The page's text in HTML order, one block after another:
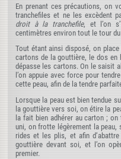
En prenant ces précautions, on
tranchefiles et ne les excèdent
droit à la tranchefile, et l’on
centimètres environ tout le tour
Tout étant ainsi disposé, on
cartons de la gouttière, le dos en
dépasse les cartons. On le saisit
l’on appuie avec force pour
cette peau, afin de la tendre
Lorsque la peau est bien tendue
la gouttière vers soi, on étire la
la fait bien adhérer au carton ;
uni, on frotte légèrement la peau,
rides et les plis, et afin
gouttière devant soi, et l’on
premier.